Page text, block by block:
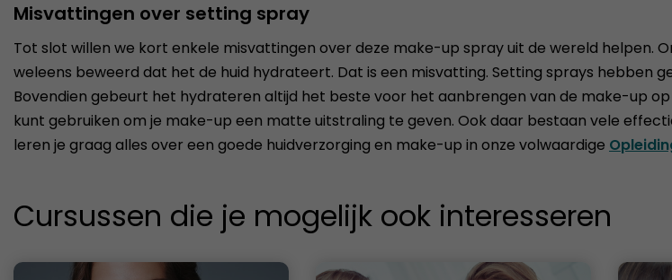
Misvattingen over setting spray
Tot slot willen we kort enkele misvattingen over deze make-up spray uit de wereld
weleens beweerd dat het de huid hydrateert. Dat is een misvatting. Setting sprays hebben
Bovendien gebeurt het hydrateren altijd het beste voor het aanbrengen van de make-up
kunt gebruiken om je make-up een matte uitstraling te geven. Ook daar bestaan vele
leren je graag alles over een goede huidverzorging en make-up in onze volwaardige
Cursussen die je mogelijk ook interesseren